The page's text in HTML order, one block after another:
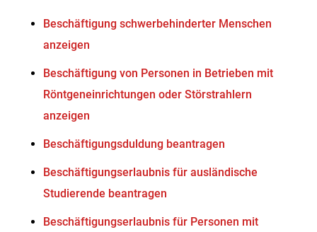
Beschäftigung schwerbehinderter Menschen
anzeigen
Beschäftigung von Personen in Betrieben mit
Röntgeneinrichtungen oder Störstrahlern
anzeigen
Beschäftigungsduldung beantragen
Beschäftigungserlaubnis für ausländische
Studierende beantragen
Beschäftigungserlaubnis für Personen mit